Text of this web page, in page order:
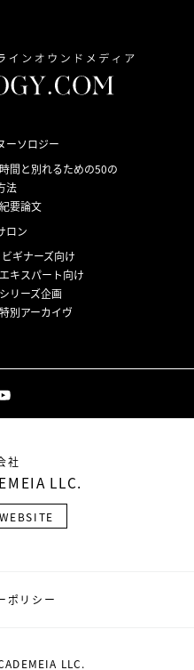
ーソロジー
間と別れるための50の
法
要論文
ロン
ギナーズ向け
キスパート向け
リーズ企画
別アーカイヴ
社
LLC.
LLC.
ポリシー